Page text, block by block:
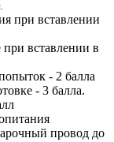
при вставлении
вставлении в
- 2 балла
- 3 балла.
провод до